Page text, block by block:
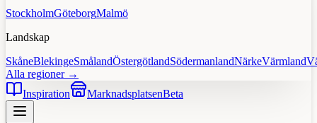
StockholmGöteborgMalmö
Landskap
SkåneBlekingeSmålandÖstergötlandSödermanlandNärkeVärmland
Alla regioner →
Inspiration
MarknadsplatsenBeta